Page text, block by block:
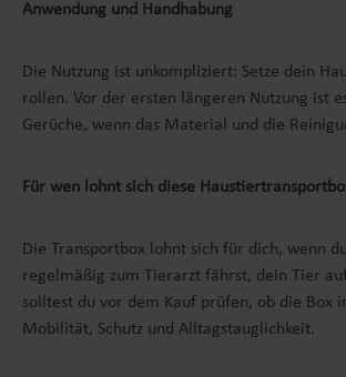
Anwendung und Handhabung
Die Nutzung ist unkompliziert: Setze dein
rollen. Vor der ersten längeren Nutzung ist
Gerüche, wenn das Material und die
Für wen lohnt sich diese
Die Transportbox lohnt sich für dich, wenn
regelmäßig zum Tierarzt fährst, dein Tier
solltest du vor dem Kauf prüfen, ob die Box
Mobilität, Schutz und Alltagstauglichkeit.